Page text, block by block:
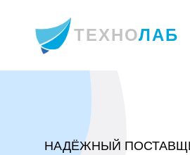
ТЕХНОЛАБ
НАДЁЖНЫЙ